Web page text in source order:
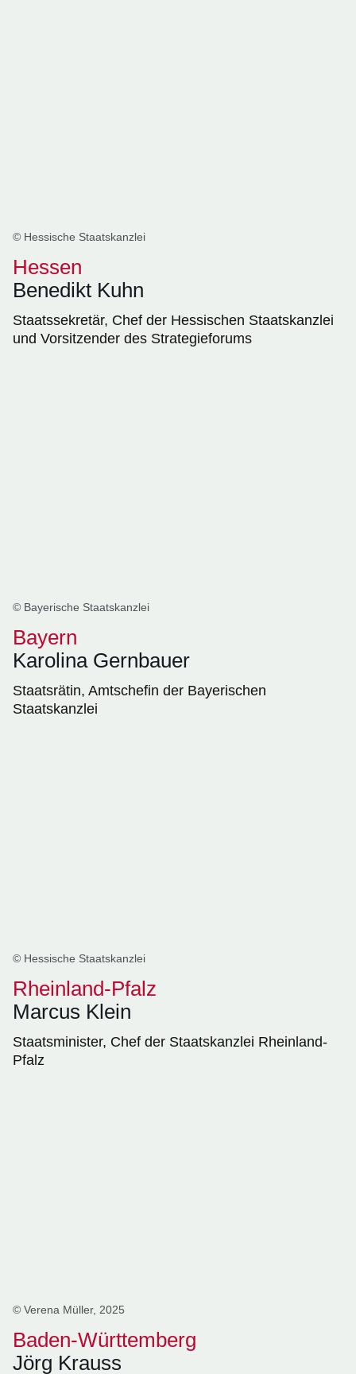
© Hessische Staatskanzlei
Hessen
Benedikt Kuhn
Staatssekretär, Chef der Hessischen Staatskanzlei
und Vorsitzender des Strategieforums
© Bayerische Staatskanzlei
Bayern
Karolina Gernbauer
Staatsrätin, Amtschefin der Bayerischen
Staatskanzlei
© Hessische Staatskanzlei
Rheinland-Pfalz
Marcus Klein
Staatsminister, Chef der Staatskanzlei Rheinland-
Pfalz
© Verena Müller, 2025
Baden-Württemberg
Jörg Krauss